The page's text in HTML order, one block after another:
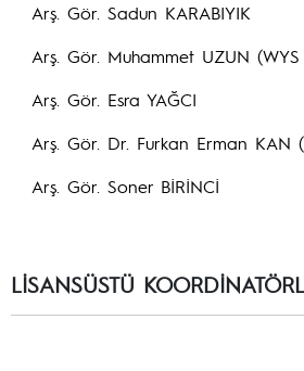
Arş. Gör. Sadun KARABIYIK
Arş. Gör. Muhammet UZUN (WYS
Arş. Gör. Esra YAĞCI
Arş. Gör. Dr. Furkan Erman KAN
Arş. Gör. Soner BİRİNCİ
LİSANSÜSTÜ